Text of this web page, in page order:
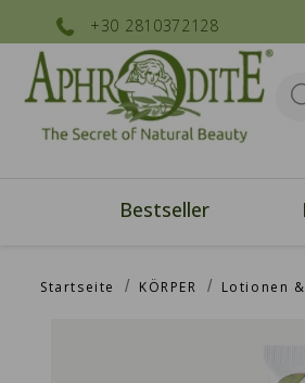
+30 2810372128
Bestseller
Startseite KÖRPER Lotionen